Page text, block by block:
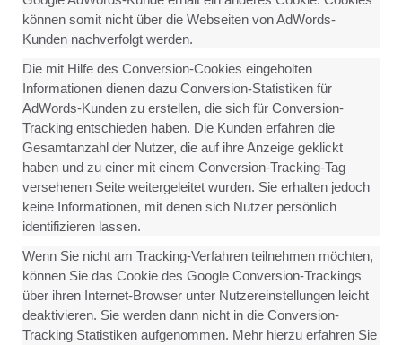
können somit nicht über die Webseiten von AdWords-
Kunden nachverfolgt werden.
Die mit Hilfe des Conversion-Cookies eingeholten
Informationen dienen dazu Conversion-Statistiken für
AdWords-Kunden zu erstellen, die sich für Conversion-
Tracking entschieden haben. Die Kunden erfahren die
Gesamtanzahl der Nutzer, die auf ihre Anzeige geklickt
haben und zu einer mit einem Conversion-Tracking-Tag
versehenen Seite weitergeleitet wurden. Sie erhalten jedoch
keine Informationen, mit denen sich Nutzer persönlich
identifizieren lassen.
Wenn Sie nicht am Tracking-Verfahren teilnehmen möchten,
können Sie das Cookie des Google Conversion-Trackings
über ihren Internet-Browser unter Nutzereinstellungen leicht
deaktivieren. Sie werden dann nicht in die Conversion-
Tracking Statistiken aufgenommen. Mehr hierzu erfahren Sie